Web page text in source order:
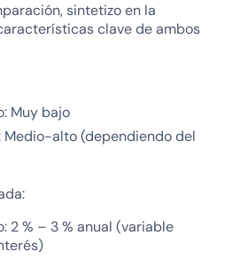
sintetizo en la
clave de ambos
Muy bajo
Medio-alto (dependiendo del
2 % – 3 % anual (variable